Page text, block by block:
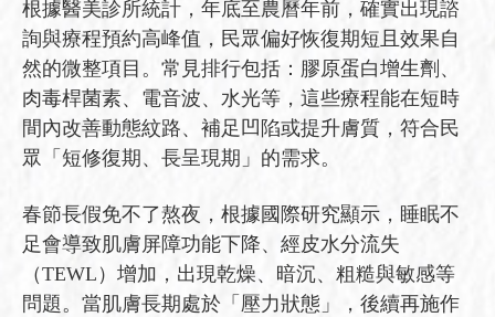
根據醫美診所統計，年底至農曆年前，確實出現諮
詢與療程預約高峰值，民眾偏好恢復期短且效果自
然的微整項目。常見排行包括：膠原蛋白增生劑、
肉毒桿菌素、電音波、水光等，這些療程能在短時
間內改善動態紋路、補足凹陷或提升膚質，符合民
眾「短修復期、長呈現期」的需求。
春節長假免不了熬夜，根據國際研究顯示，睡眠不
足會導致肌膚屏障功能下降、經皮水分流失
（TEWL）增加，出現乾燥、暗沉、粗糙與敏感等
問題。當肌膚長期處於「壓力狀態」，後續再施作